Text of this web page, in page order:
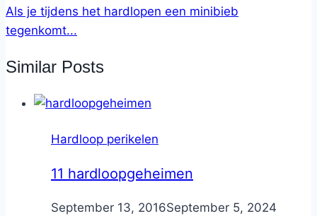
Als je tijdens het hardlopen een minibieb
tegenkomt...
Similar Posts
Hardloop perikelen
11 hardloopgeheimen
ByNicole
September 13, 2016September 5, 2024